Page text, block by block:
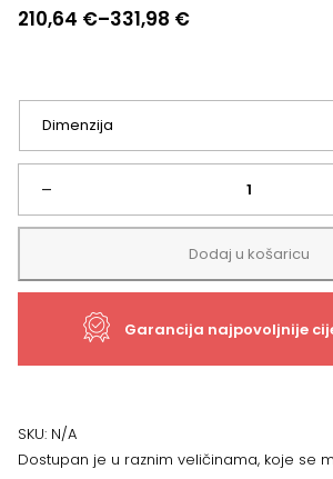
210,64 €–331,98 €
Raspon
210,64 €
331,98 €
–
TEPIH
Velluto
VLU
VIŠE
DIMENZIJA
Dodaj u košaricu
Garancija najpovoljnije
SKU: N/A
Dostupan je u raznim veličinama, koje se